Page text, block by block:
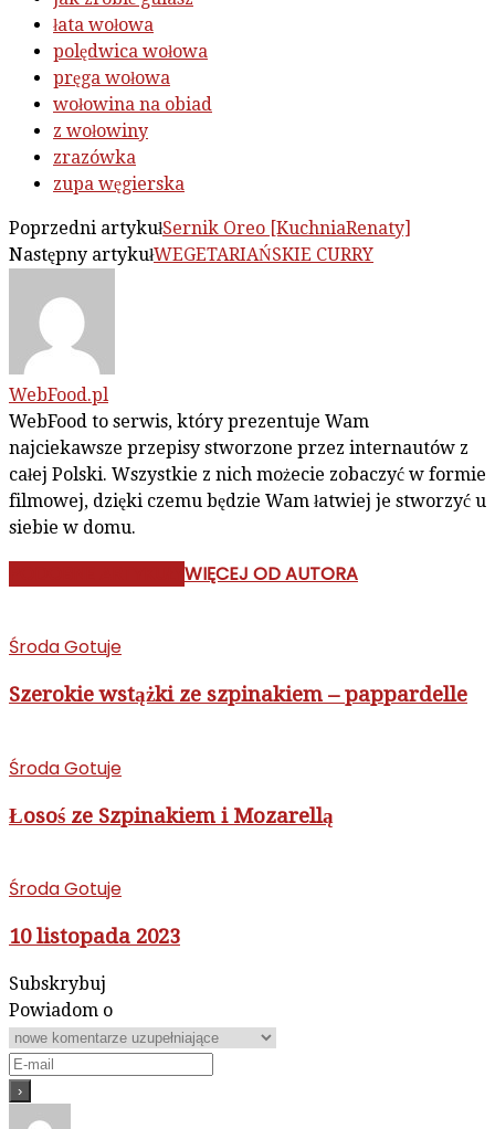
łata wołowa
polędwica wołowa
pręga wołowa
wołowina na obiad
z wołowiny
zrazówka
zupa węgierska
Poprzedni artykułSernik Oreo [KuchniaRenaty]
Następny artykułWEGETARIAŃSKIE CURRY
WebFood.pl
WebFood to serwis, który prezentuje Wam
najciekawsze przepisy stworzone przez internautów z
całej Polski. Wszystkie z nich możecie zobaczyć w formie
filmowej, dzięki czemu będzie Wam łatwiej je stworzyć u
siebie w domu.
WIĘCEJ OD AUTORA
Środa Gotuje
Szerokie wstążki ze szpinakiem – pappardelle
Środa Gotuje
Łosoś ze Szpinakiem i Mozarellą
Środa Gotuje
10 listopada 2023
Subskrybuj
Powiadom o